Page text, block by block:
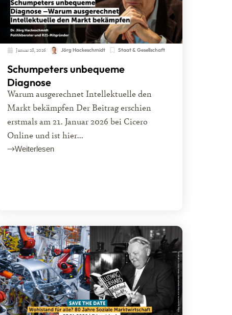
Januar 28, 2026 Jörg Hackeschmidt Staat & Gesellschaft
Schumpeters unbequeme
Diagnose
Warum ausgerechnet Intellektuelle den
Markt bekämpfen Der Beitrag erschien
erstmals am 21. Januar 2026 bei Cicero
Online und ist hier...
Weiterlesen